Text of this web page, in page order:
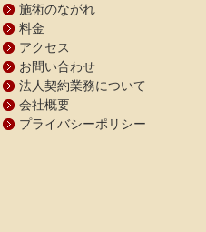
施術のながれ
料金
アクセス
お問い合わせ
法人契約業務について
会社概要
プライバシーポリシー